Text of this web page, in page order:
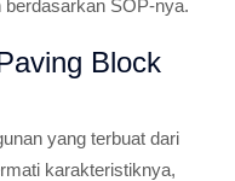
berdasarkan SOP-nya.
Block
yang terbuat dari
karakteristiknya,